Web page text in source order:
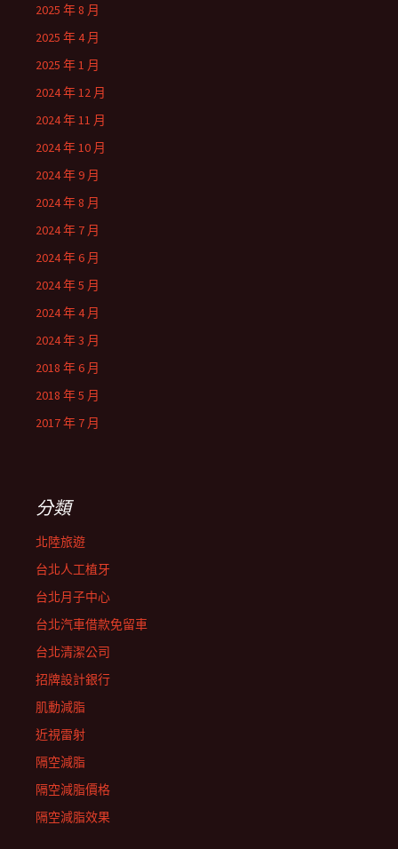
2025 年 8 月
2025 年 4 月
2025 年 1 月
2024 年 12 月
2024 年 11 月
2024 年 10 月
2024 年 9 月
2024 年 8 月
2024 年 7 月
2024 年 6 月
2024 年 5 月
2024 年 4 月
2024 年 3 月
2018 年 6 月
2018 年 5 月
2017 年 7 月
分類
北陸旅遊
台北人工植牙
台北月子中心
台北汽車借款免留車
台北清潔公司
招牌設計銀行
肌動減脂
近視雷射
隔空減脂
隔空減脂價格
隔空減脂效果